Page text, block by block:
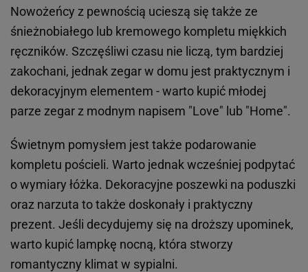
Nowożeńcy z pewnością ucieszą się także ze
śnieżnobiałego lub kremowego kompletu miękkich
ręczników. Szczęśliwi czasu nie liczą, tym bardziej
zakochani, jednak zegar w domu jest praktycznym i
dekoracyjnym elementem - warto kupić młodej
parze zegar z modnym napisem "Love" lub "Home".
Świetnym pomysłem jest także podarowanie
kompletu pościeli. Warto jednak wcześniej podpytać
o wymiary łóżka. Dekoracyjne poszewki na poduszki
oraz narzuta to także doskonały i praktyczny
prezent. Jeśli decydujemy się na droższy upominek,
warto kupić lampkę nocną, która stworzy
romantyczny klimat w sypialni.